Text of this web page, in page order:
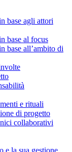
base agli attori
base al focus
base all’ambito di
e rituali
di progetto
collaborativi
e la sua gestione